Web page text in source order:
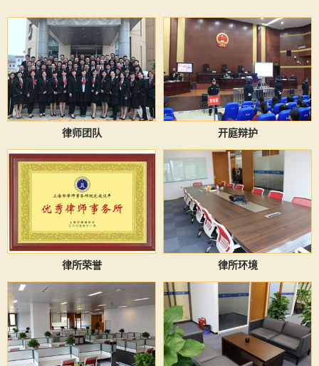
律师团队 开庭辩护
律所荣誉 律所环境